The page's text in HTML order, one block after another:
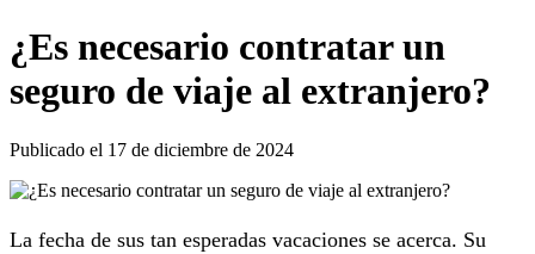
¿Es necesario contratar un
seguro de viaje al extranjero?
Publicado el 17 de diciembre de 2024
La fecha de sus tan esperadas vacaciones se acerca. Su